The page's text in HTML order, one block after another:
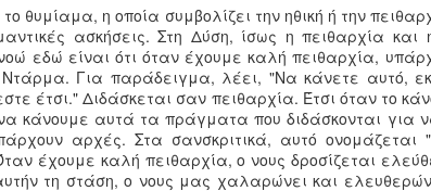
θυμίαμα, η οποία συμβολίζει την ηθική ή την
ασκήσεις. Στη Δύση, ίσως η πειθαρχία και
εδώ είναι ότι όταν έχουμε καλή πειθαρχία,
Ντάρμα. Για παράδειγμα, λέει, "Να κάνετε αυτό,
έτσι." Διδάσκεται σαν πειθαρχία. Έτσι όταν το
κάνουμε αυτά τα πράγματα που διδάσκονται για
αρχές. Στα σανσκριτικά, αυτό ονομάζεται
έχουμε καλή πειθαρχία, ο νους δροσίζεται
τη στάση, ο νους μας χαλαρώνει και
αλλά
be
a
im
The Lion's Roar - His Holiness The 16th Gyalwang Karmapa Rangjung Rigpe Dorje - Part 4
The Song of Dudul Dorje (བདུད་འདུལ་རྡོ་རྗེ་) (1733–
The